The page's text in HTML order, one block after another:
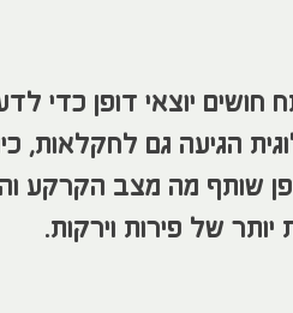
יוצאי דופן כדי
הגיעה גם לחקלאות,
שותף מה מצב הקרקע
של פירות וירקות.